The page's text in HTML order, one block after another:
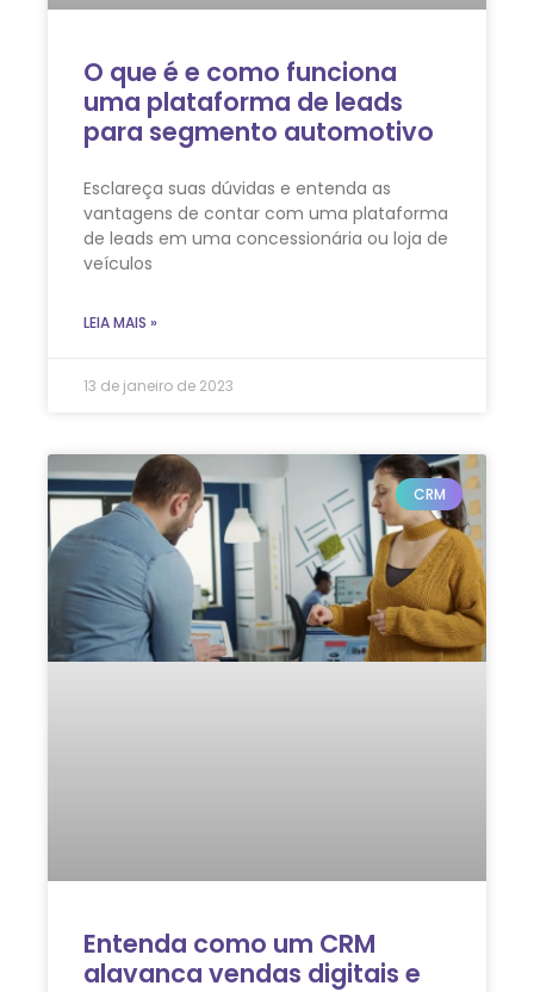
O que é e como funciona
uma plataforma de leads
para segmento automotivo
Esclareça suas dúvidas e entenda as
vantagens de contar com uma plataforma
de leads em uma concessionária ou loja de
veículos
LEIA MAIS »
13 de janeiro de 2023
CRM
Entenda como um CRM
alavanca vendas digitais e